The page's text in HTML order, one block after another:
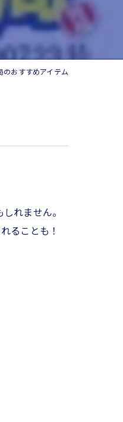
のおすすめアイテム
れません。
ることも！